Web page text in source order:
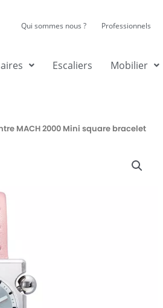
Qui sommes nous ? Professionnels
Escaliers Mobilier
MACH 2000 Mini square bracelet